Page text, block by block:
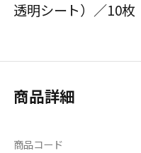
透明シート）／10枚
商品詳細
商品コード